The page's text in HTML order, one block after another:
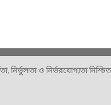
ও নির্ভরযোগ্যতা নিশ্চিত